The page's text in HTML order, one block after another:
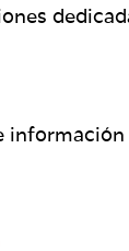
información